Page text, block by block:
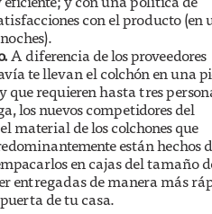
con el producto (en
A diferencia de los proveedores
te llevan el colchón en una
que requieren hasta tres
los nuevos competidores del
material de los colchones que
están hechos
en cajas del tamaño
entregadas de manera más
de tu casa.